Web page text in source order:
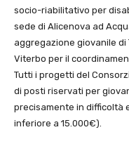
socio-riabilitativo per
sede di Alicenova ad
aggregazione giovanile di
Viterbo per il
Tutti i progetti del
di posti riservati per
precisamente in difficoltà
inferiore a 15.000€).